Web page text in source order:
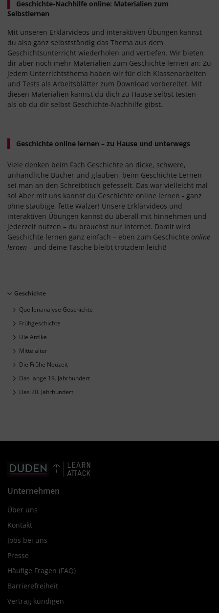
Geschichte-Nachhilfe online: Materialien zum
Selbstlernen
Mit unseren Erklärvideos und interaktiven Übungen kannst
du also ganz selbstständig das Thema aus dem
Geschichtsunterricht wiederholen und vertiefen. Wir bieten
dir aber noch mehr Materialien zum Geschichte lernen an: Zu
jedem Unterrichtsthema haben wir für dich Klassenarbeiten
und Tests als Arbeitsblätter zum Download vorbereitet. Mit
diesen Materialien kannst du dich zu Hause selbst testen –
als ob du dir selbst Geschichte-Nachhilfe gibst.
Geschichte online lernen – zu Hause und unterwegs
Viele denken beim Fach Geschichte an dicke, schwere,
unhandliche Bücher und glauben, beim Geschichte Lernen
sei man an den Schreibtisch gefesselt. Das war vielleicht mal
so! Aber mit uns kannst du Geschichte online lernen - ganz
ohne staubige, fette Wälzer! Unsere Erklärvideos und
interaktiven Übungen kannst du überall mit hinnehmen und
jederzeit nutzen – du brauchst nur Internet. Damit wird
Geschichte lernen ganz einfach – eben zum Geschichte online
lernen - und deine Tasche bleibt trotzdem leicht!
Geschichte
Quellenanalyse Geschichte
Frühgeschichte
Die Antike
Mittelalter
Die Frühe Neuzeit
Das lange 19. Jahrhundert
Das 20. Jahrhundert
Unternehmen
Über uns
Kontakt
Jobs bei uns
Presse
Häufige Fragen (FAQ)
Barrierefreiheit
Vertrag kündigen